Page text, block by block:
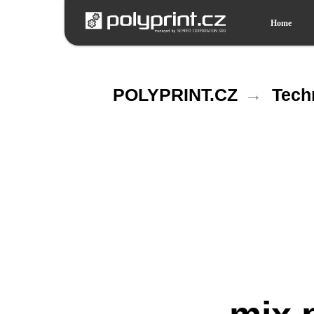
Home
POLYPRINT.CZ →